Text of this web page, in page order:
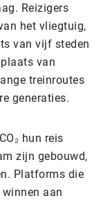
Reizigers
het vliegtuig,
van vijf steden
van
treinroutes
generaties.
hun reis
zijn gebouwd,
Platforms die
aan